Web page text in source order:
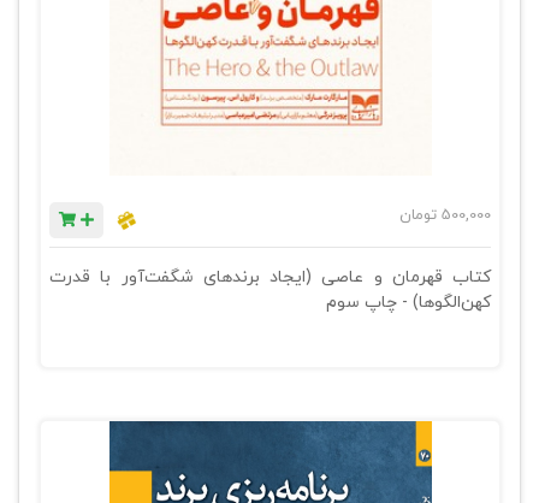
500,000 تومان
کتاب قهرمان و عاصی (ایجاد برندهای شگفت‌آور با قدرت
کهن‌الگوها) - چاپ سوم